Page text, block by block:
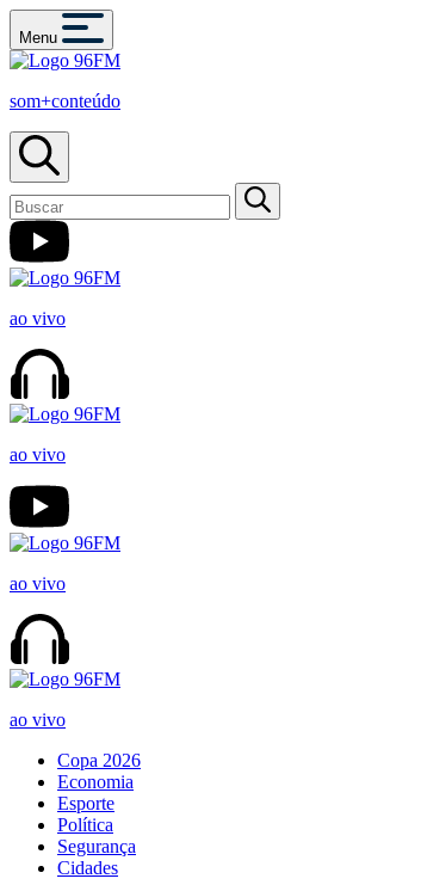
Menu
som+conteúdo
ao vivo
ao vivo
ao vivo
ao vivo
Copa 2026
Economia
Esporte
Política
Segurança
Cidades